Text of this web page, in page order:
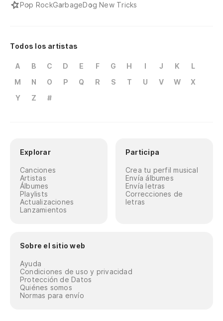
Pop RockGarbageDog New Tricks
Todos los artistas
A B C D E F G H I J K
L
M
N O P Q R S T U V W
X
Y
Z #
Explorar
Canciones
Artistas
Álbumes
Playlists
Actualizaciones
Lanzamientos
Participa
Crea tu perfil musical
Envía álbumes
Envía letras
Correcciones de
letras
Sobre el sitio web
Ayuda
Condiciones de uso y privacidad
Protección de Datos
Quiénes somos
Normas para envío